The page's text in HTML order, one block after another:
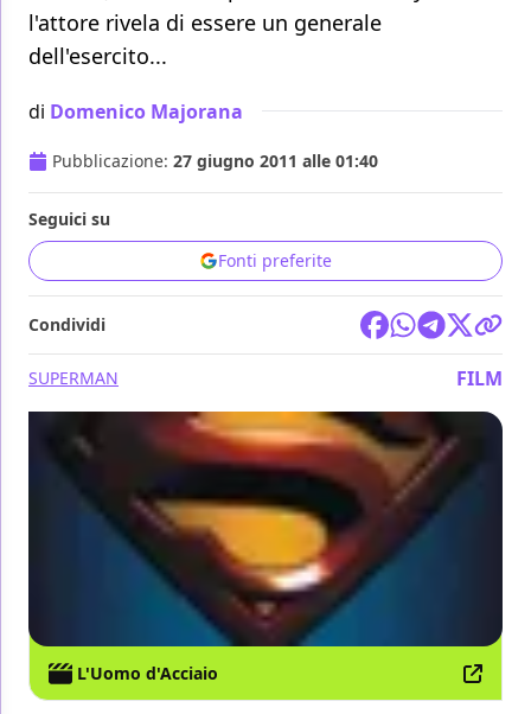
l'attore rivela di essere un generale
dell'esercito...
di Domenico Majorana
Pubblicazione: 27 giugno 2011 alle 01:40
Seguici su
Fonti preferite
Condividi
SUPERMAN FILM
L'Uomo d'Acciaio